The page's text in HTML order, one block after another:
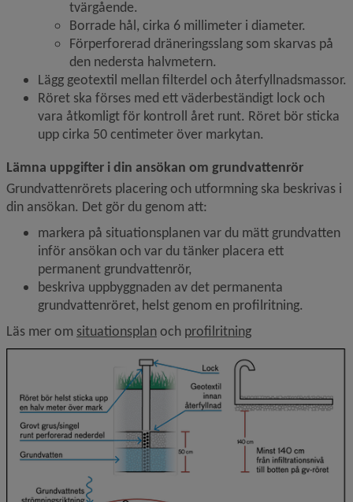
tvärgående.
Borrade hål, cirka 6 millimeter i diameter.
Förperforerad dräneringsslang som skarvas på
den nedersta halvmetern.
Lägg geotextil mellan filterdel och återfyllnadsmassor.
Röret ska förses med ett väderbeständigt lock och
vara åtkomligt för kontroll året runt. Röret bör sticka
upp cirka 50 centimeter över markytan.
Lämna uppgifter i din ansökan om grundvattenrör
Grundvattenrörets placering och utformning ska beskrivas i
din ansökan. Det gör du genom att:
markera på situationsplanen var du mätt grundvatten
inför ansökan och var du tänker placera ett
permanent grundvattenrör,
beskriva uppbyggnaden av det permanenta
grundvattenröret, helst genom en profilritning.
Läs mer om situationsplan och profilritning